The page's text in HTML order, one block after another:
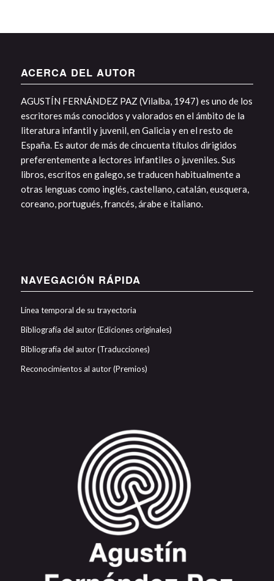
ACERCA DEL AUTOR
AGUSTÍN FERNÁNDEZ PAZ (Vilalba, 1947) es uno de los
escritores más conocidos y valorados en el ámbito de la
literatura infantil y juvenil, en Galicia y en el resto de
España. Es autor de más de cincuenta títulos dirigidos
preferentemente a lectores infantiles o juveniles. Sus
libros, escritos en galego, se traducen habitualmente a
otras lenguas como inglés, castellano, catalán, eusquera,
coreano, portugués, francés, árabe e italiano.
NAVEGACIÓN RÁPIDA
Línea temporal de su trayectoria
Bibliografía del autor (Ediciones originales)
Bibliografía del autor (Traducciones)
Reconocimientos al autor (Premios)